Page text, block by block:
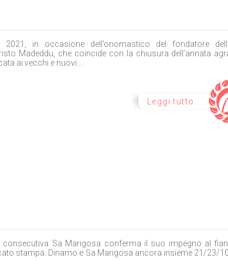
in occasione dell’onomastico del fondatore
Madeddu, che coincide con la chiusura dell’annata
ai vecchi e nuovi...
Leggi tutto...
consecutiva Sa Marigosa conferma il suo impegno al
stampa: Dinamo e Sa Marigosa ancora insieme 21/23/